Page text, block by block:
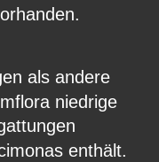
als andere
niedrige
enthält.